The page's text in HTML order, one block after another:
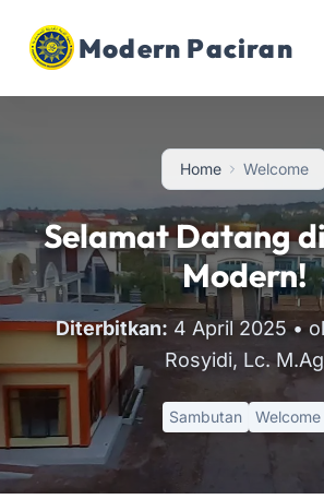
Modern Paciran
Home Welcome
Selamat Datang
Modern!
Diterbitkan: 4 April 2025•
Rosyidi, Lc. M.Ag
Sambutan Welcome